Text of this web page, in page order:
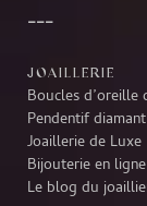
JOAILLERIE
Boucles d’oreille
Pendentif diamant
Joaillerie de Luxe
Bijouterie en ligne
Le blog du